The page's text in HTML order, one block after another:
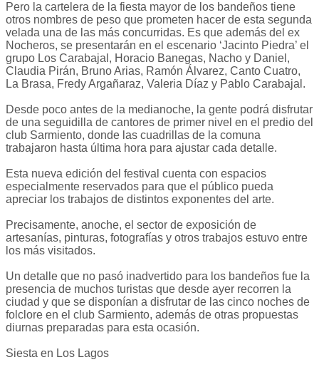
Pero la cartelera de la fiesta mayor de los bandeños tiene
otros nombres de peso que prometen hacer de esta segunda
velada una de las más concurridas. Es que además del ex
Nocheros, se presentarán en el escenario ‘Jacinto Piedra’ el
grupo Los Carabajal, Horacio Banegas, Nacho y Daniel,
Claudia Pirán, Bruno Arias, Ramón Álvarez, Canto Cuatro,
La Brasa, Fredy Argañaraz, Valeria Díaz y Pablo Carabajal.
Desde poco antes de la medianoche, la gente podrá disfrutar
de una seguidilla de cantores de primer nivel en el predio del
club Sarmiento, donde las cuadrillas de la comuna
trabajaron hasta última hora para ajustar cada detalle.
Esta nueva edición del festival cuenta con espacios
especialmente reservados para que el público pueda
apreciar los trabajos de distintos exponentes del arte.
Precisamente, anoche, el sector de exposición de
artesanías, pinturas, fotografías y otros trabajos estuvo entre
los más visitados.
Un detalle que no pasó inadvertido para los bandeños fue la
presencia de muchos turistas que desde ayer recorren la
ciudad y que se disponían a disfrutar de las cinco noches de
folclore en el club Sarmiento, además de otras propuestas
diurnas preparadas para esta ocasión.
Siesta en Los Lagos